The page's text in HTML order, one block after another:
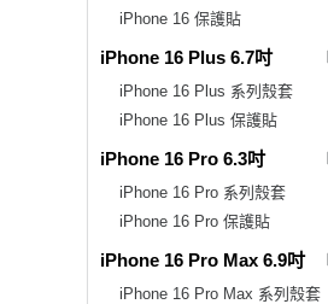
iPhone 16 保護貼
iPhone 16 Plus 6.7吋
iPhone 16 Plus 系列殼套
iPhone 16 Plus 保護貼
iPhone 16 Pro 6.3吋
iPhone 16 Pro 系列殼套
iPhone 16 Pro 保護貼
iPhone 16 Pro Max 6.9吋
iPhone 16 Pro Max 系列殼套